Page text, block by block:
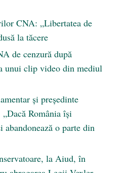
CNA: „Libertatea de
la tăcere
de cenzură după
unui clip video din mediul
și președinte
România își
o parte din
la Aiud, în